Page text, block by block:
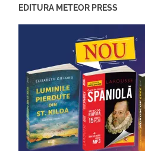
EDITURA METEOR PRESS